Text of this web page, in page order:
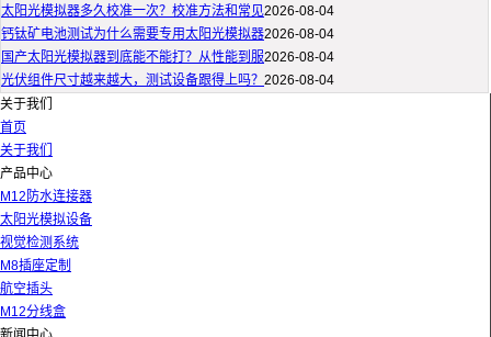
太阳光模拟器多久校准一次？校准方法和常见2026-08-04
钙钛矿电池测试为什么需要专用太阳光模拟器2026-08-04
国产太阳光模拟器到底能不能打？从性能到服2026-08-04
光伏组件尺寸越来越大，测试设备跟得上吗？ 2026-08-04
关于我们
首页
关于我们
产品中心
M12防水连接器
太阳光模拟设备
视觉检测系统
M8插座定制
航空插头
M12分线盒